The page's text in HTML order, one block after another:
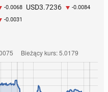
-0.0068 USD3.7236 -0.0084
-0.0031